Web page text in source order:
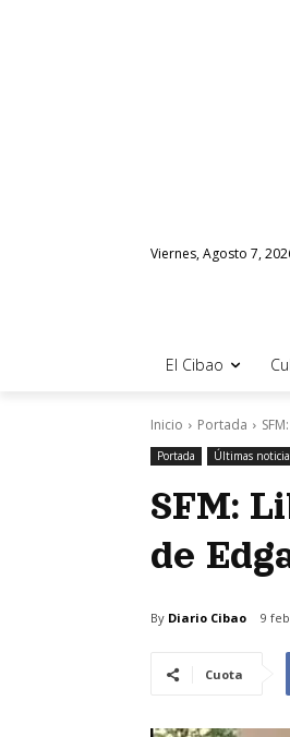
Viernes, Agosto 7,
El Cibao
Inicio Portada
Portada Últimas
SFM:
de
By Diario Cibao 9
Cuota